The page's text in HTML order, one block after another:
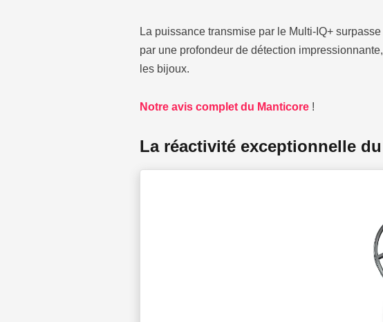
La puissance transmise par le Multi-IQ+
par une profondeur de détection
les bijoux.
Notre avis complet du Manticore !
La réactivité exceptionnelle